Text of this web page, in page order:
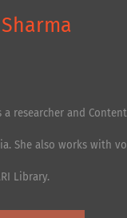
a researcher and
She also works with
Library.